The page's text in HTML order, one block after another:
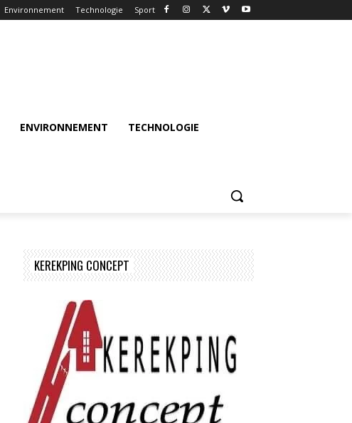
Environnement Technologie Sport
ENVIRONNEMENT TECHNOLOGIE
KEREKPING CONCEPT